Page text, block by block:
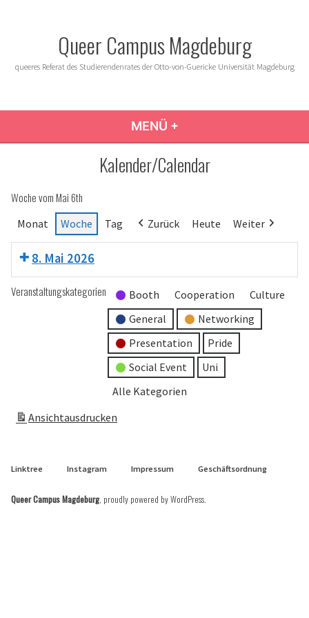
Queer Campus Magdeburg
queeres Referat des Studierendenrates der Otto-von-Guericke Universität Magdeburg
MENÜ +
Kalender/Calendar
Woche vom Mai 6th
Monat Woche Tag Zurück Heute Weiter
8. Mai 2026
Veranstaltungskategorien Booth Cooperation
Culture
General
Networking
Presentation
Pride
Social Event
Uni
Alle Kategorien
Ansichtausdrucken
Linktree Instagram Impressum Geschäftsordnung
Queer Campus Magdeburg, proudly powered by WordPress.